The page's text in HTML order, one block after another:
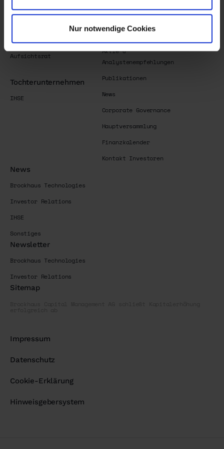
Nur notwendige Cookies
Sitemap
Impressum
Datenschutz
Cookie-Erklärung
Hinweisgebersystem
Historie
Team
Aufsichtsrat
Tochterunternehmen
IHSE
Warum investieren
Aktie &
Analystenempfehlungen
Publikationen
News
Corporate Governance
Hauptversammlung
Finanzkalender
Kontakt Investoren
News
Brockhaus Technologies
Investor Relations
IHSE
Sonstiges
Newsletter
Brockhaus Technologies
Investor Relations